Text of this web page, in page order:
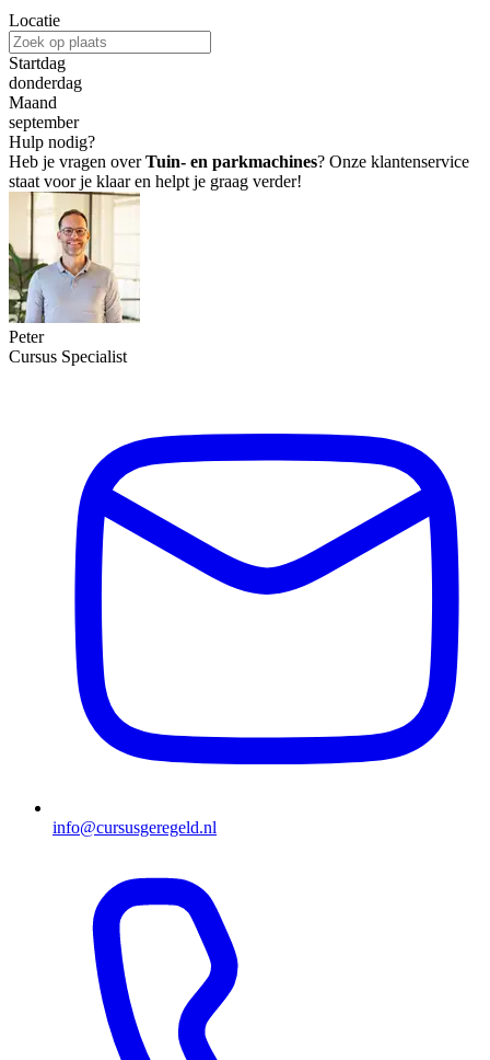
Locatie
Startdag
donderdag
Maand
september
Hulp nodig?
Heb je vragen overTuin- en parkmachines? Onze klantenservice
staat voor je klaar en helpt je graag verder!
Peter
Cursus Specialist
info@cursusgeregeld.nl